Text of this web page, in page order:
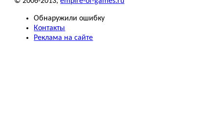
Обнаружили ошибку
Контакты
Реклама на сайте